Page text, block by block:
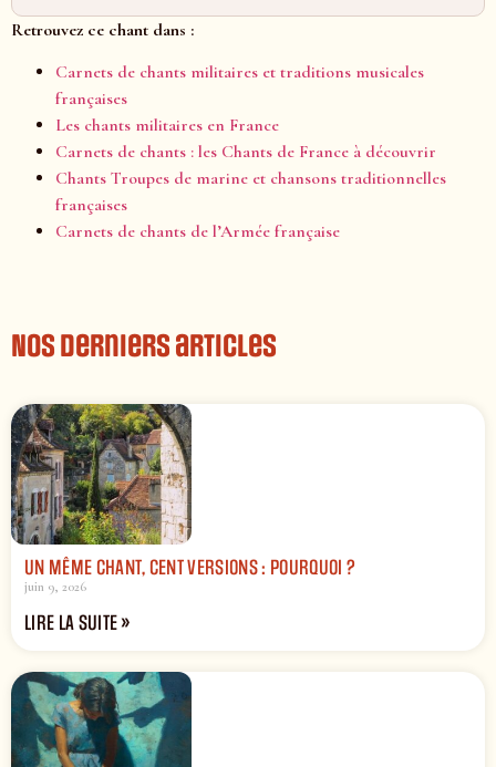
Retrouvez ce chant dans :
Carnets de chants militaires et traditions musicales
françaises
Les chants militaires en France
Carnets de chants : les Chants de France à découvrir
Chants Troupes de marine et chansons traditionnelles
françaises
Carnets de chants de l’Armée française
Nos derniers articles
UN MÊME CHANT, CENT VERSIONS : POURQUOI ?
juin 9, 2026
LIRE LA SUITE »